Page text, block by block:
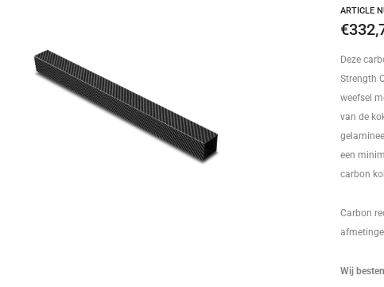
ARTICLE
€
Deze
Strength
weefsel
van de
een
carbon
Carbon
Wij